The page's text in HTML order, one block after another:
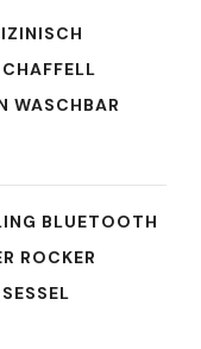
WASCHBAR
BLUETOOTH
ROCKER